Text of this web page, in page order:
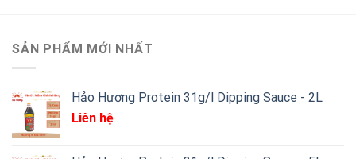
SẢN PHẨM MỚI NHẤT
Hảo Hương Protein 31g/l Dipping Sauce - 2L
Liên hệ